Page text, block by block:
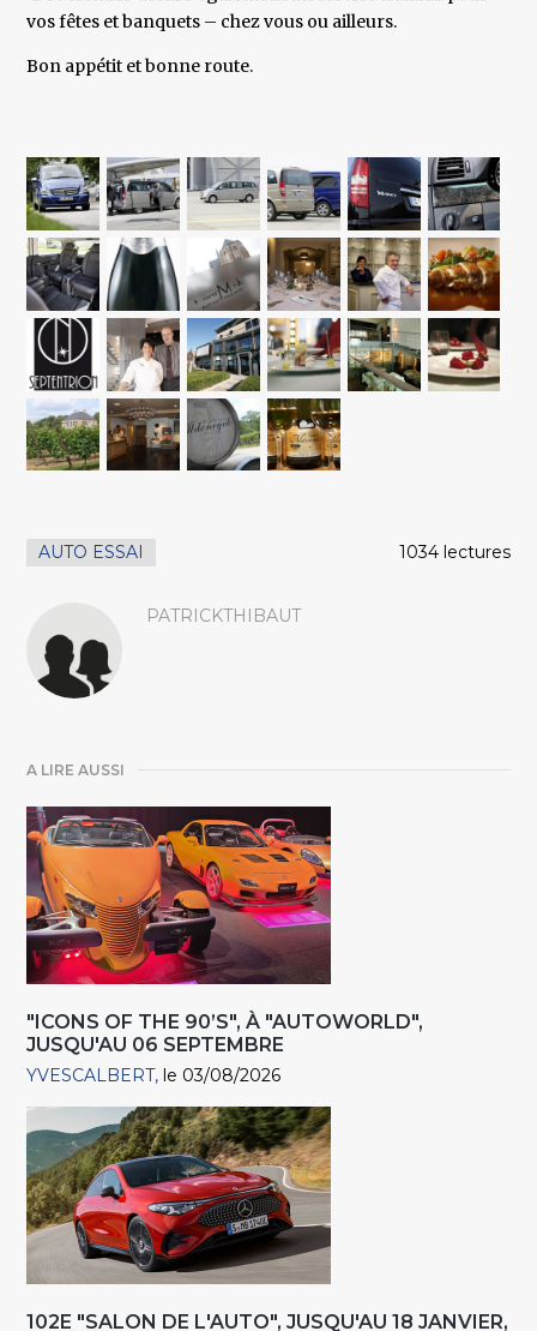
vos fêtes et banquets – chez vous ou ailleurs.
Bon appétit et bonne route.
AUTO ESSAI 1034 lectures
PATRICKTHIBAUT
A LIRE AUSSI
"ICONS OF THE 90’S", À "AUTOWORLD",
JUSQU'AU 06 SEPTEMBRE
YVESCALBERT le 03/08/2026
102E "SALON DE L'AUTO", JUSQU'AU 18 JANVIER,